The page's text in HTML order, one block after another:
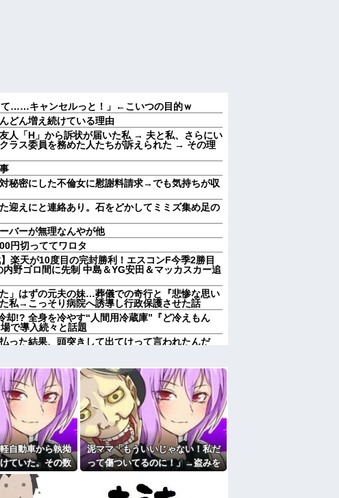
て……キャンセルっと！」←こいつの目的ｗ
どん増え続けている理由
友人「H」から訴状が届いた私 → 夫と私、さらにい
ラス委員を務めた人たちが訴えられた → その理
対秘密にした不倫女に慰謝料請求→でも気持ちが収
迎えにと連絡あり。石をどかしてミミズ集め足の
バーが無理なんやが他
円切っててワロタ
楽天が10度目の完封勝利！エスコンF今季2勝目
野ゴロ間に先制 中島＆YG安田＆マッカスカー追
た」はずの元夫の妹…葬儀での奇行と『悲惨な思い
私→こっそり病院へ誘導し行政保護させた話
却!? 全身を冷やす“人間用冷蔵庫”『ど冷えもん
で導入続々と話題
った結果、頭突きして出てけって言われたんだ
・
張り合いたがる。「海外どこ行った？」と聞いて
き「幼稚園どこに入れる？習い事は？」と根掘り
ない私。リードをつけ放置された犬に絡まれ、追
ない光景』を目撃→必死で救急車を呼ぶも犬と取
いものいじめや犯罪を楽しみながら行うことが陽
反対」56.3％に わずか2年で20.7ポイント増、
」
自動車から執拗
ていた。その数
を目撃すること
り…
泥ママ「もういいじゃない！私だ
って傷ついてるのに！」→盗みを
者アピール。その言い分に周囲か